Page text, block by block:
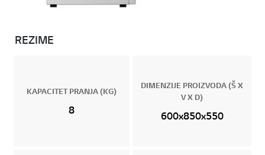
REZIME
KAPACITET PRANJA (KG)
8
DIMENZIJE PROIZVODA (Š X
V X D)
600x850x550